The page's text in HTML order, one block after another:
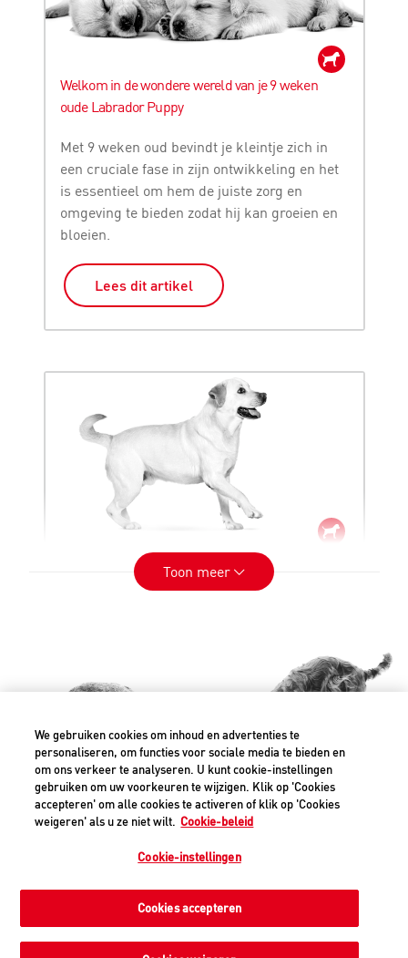
Welkom in de wondere wereld van je 9 weken
oude Labrador Puppy
Met 9 weken oud bevindt je kleintje zich in
een cruciale fase in zijn ontwikkeling en het
is essentieel om hem de juiste zorg en
omgeving te bieden zodat hij kan groeien en
bloeien.
Lees dit artikel
De laatste loodjes naar volwassenheid met je 47
weken oude Labrador Puppy
enkele rasspecifieke en leeftijdsspecifieke
aanbevelingen in deze fase van hun leven;
groei en ontwikkeling.
Lees dit artikel
Toon meer
ROYAL CANIN®- Uitzonderlijk in elk
detail
©2026 Royal Canin SAS. Alle rechten voorbehouden. Een
dochteronderneming van Mars, Incorporated.
We gebruiken cookies om inhoud en advertenties te
personaliseren, om functies voor sociale media te bieden en
om ons verkeer te analyseren. U kunt cookie-instellingen
gebruiken om uw voorkeuren te wijzigen. Klik op 'Cookies
accepteren' om alle cookies te activeren of klik op 'Cookies
weigeren' als u ze niet wilt. Cookie-beleid
Cookie-instellingen
Cookies accepteren